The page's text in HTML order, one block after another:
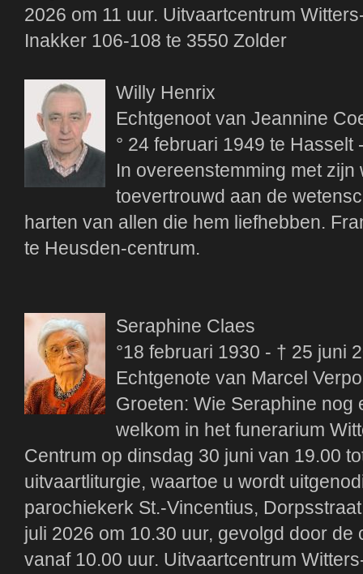
2026 om 11 uur. Uitvaartcentrum
Inakker 106-108 te 3550 Zolder
Willy Henrix
Echtgenoot van Jeannine
° 24 februari 1949 te
In overeenstemming met
toevertrouwd aan de
harten van allen die hem liefhebben.
te Heusden-centrum.
Seraphine Claes
°18 februari 1930 - † 25 juni
Echtgenote van Marcel
Groeten: Wie Seraphine nog
welkom in het funerarium
Centrum op dinsdag 30 juni van 19.00
uitvaartliturgie, waartoe u wordt
parochiekerk St.-Vincentius,
juli 2026 om 10.30 uur, gevolgd door
vanaf 10.00 uur. Uitvaartcentrum